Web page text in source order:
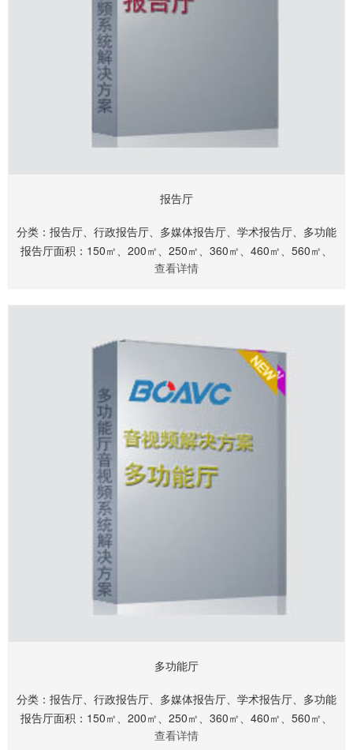
报告厅
分类：报告厅、行政报告厅、多媒体报告厅、学术报告厅、多功能
报告厅面积：150㎡、200㎡、250㎡、360㎡、460㎡、560㎡、
660㎡.........
查看详情
多功能厅
分类：报告厅、行政报告厅、多媒体报告厅、学术报告厅、多功能
报告厅面积：150㎡、200㎡、250㎡、360㎡、460㎡、560㎡、
660㎡.........
查看详情